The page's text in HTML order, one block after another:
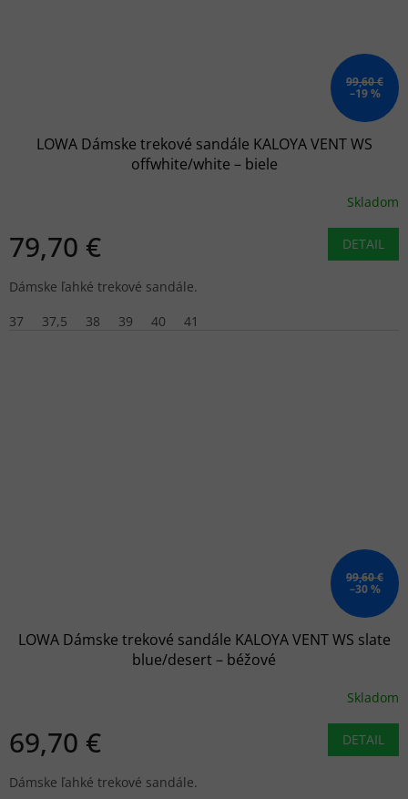
99,60 €
–19 %
LOWA Dámske trekové sandále KALOYA VENT WS
offwhite/white – biele
Skladom
79,70 € DETAIL
Dámske ľahké trekové sandále.
37
37,5 38 39 40 41
99,60 €
–30 %
LOWA Dámske trekové sandále KALOYA VENT WS slate
blue/desert – béžové
Skladom
69,70 € DETAIL
Dámske ľahké trekové sandále.